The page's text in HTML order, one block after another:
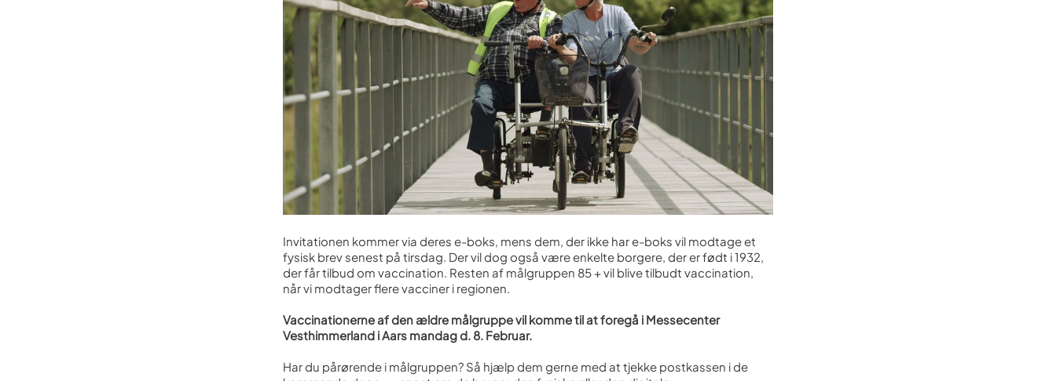
Invitationen kommer via deres e-boks, mens dem, der ikke har e-boks vil modtage et
fysisk brev senest på tirsdag. Der vil dog også være enkelte borgere, der er født i 1932,
der får tilbud om vaccination. Resten af målgruppen 85 + vil blive tilbudt vaccination,
når vi modtager flere vacciner i regionen.
Vaccinationerne af den ældre målgruppe vil komme til at foregå i Messecenter
Vesthimmerland i Aars mandag d. 8. Februar.
Har du pårørende i målgruppen? Så hjælp dem gerne med at tjekke postkassen i de